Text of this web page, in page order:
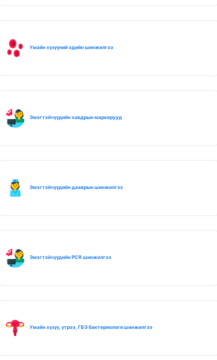
Умайн хүзүүний эдийн шинжилгээ
Эмэгтэйчүүдийн хавдрын маркерууд
Эмэгтэйчүүдийн дааврын шинжилгээ
Эмэгтэйчүүдийн PCR шинжилгээ
Умайн хүзүү, үтрээ, ГБЭ бактериологи шинжилгээ